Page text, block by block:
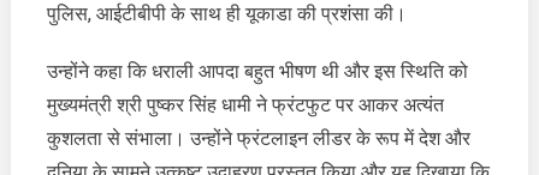
पुलिस, आईटीबीपी के साथ ही यूकाडा की प्रशंसा की।
उन्होंने कहा कि धराली आपदा बहुत भीषण थी और इस स्थिति को
मुख्यमंत्री श्री पुष्कर सिंह धामी ने फ्रंटफुट पर आकर अत्यंत
कुशलता से संभाला। उन्होंने फ्रंटलाइन लीडर के रूप में देश और